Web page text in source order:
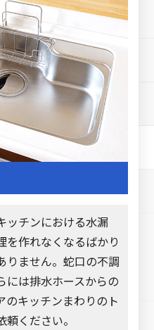
ッチンにおける水漏
を作れなくなるばかり
りません。蛇口の不調
には排水ホースからの
のキッチンまわりのト
ください。